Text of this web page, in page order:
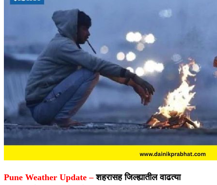
Pune Weather Update –शहरासह जिल्ह्यातील वाढत्या